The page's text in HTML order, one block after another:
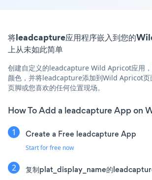
将leadcapture应用程序嵌入到您的
上从未如此简单
创建自定义的leadcapture Wild Apricot应用
颜色，并将leadcapture添加到Wild Apricot页
页脚或您喜欢的任何位置现场。
How To Add a leadcapture App on
Create a Free leadcapture App
Start for free now
复制plat_display_name的